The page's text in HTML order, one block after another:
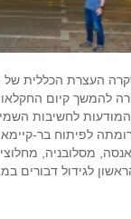
העצרת הכללית
להמשך קיום
לחשיבות
מסלובניה,
לגידול דבורים